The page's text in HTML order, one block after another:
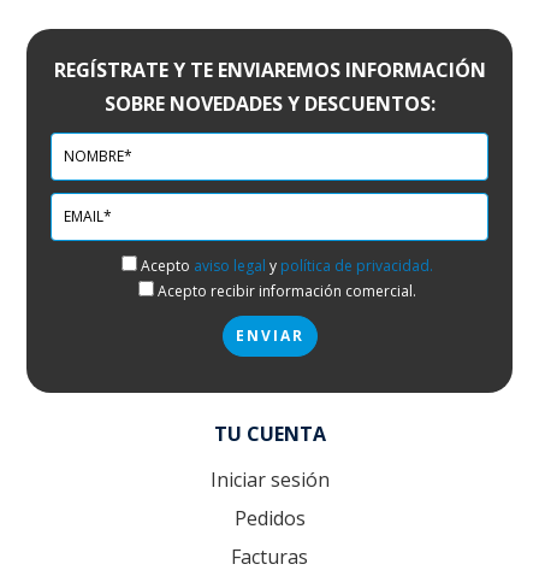
REGÍSTRATE Y TE ENVIAREMOS INFORMACIÓN
SOBRE NOVEDADES Y DESCUENTOS:
Acepto aviso legal y política de privacidad.
Acepto recibir información comercial.
TU CUENTA
Iniciar sesión
Pedidos
Facturas